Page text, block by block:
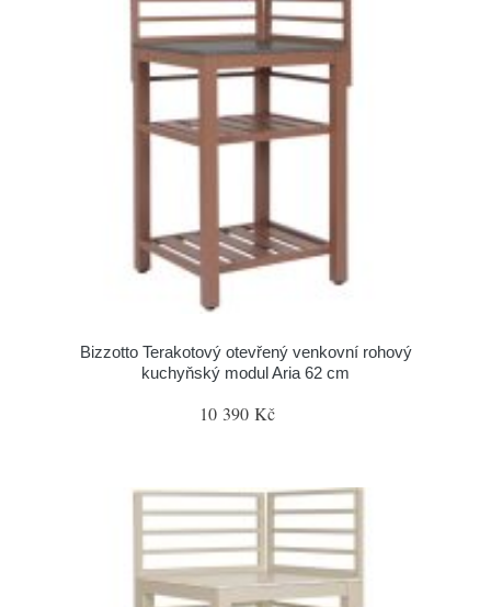
Bizzotto Terakotový otevřený venkovní rohový
kuchyňský modul Aria 62 cm
10 390 Kč